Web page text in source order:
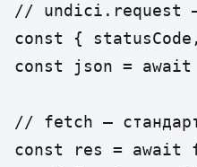
// undici.request —
const {
const json =
// fetch —
const res = await